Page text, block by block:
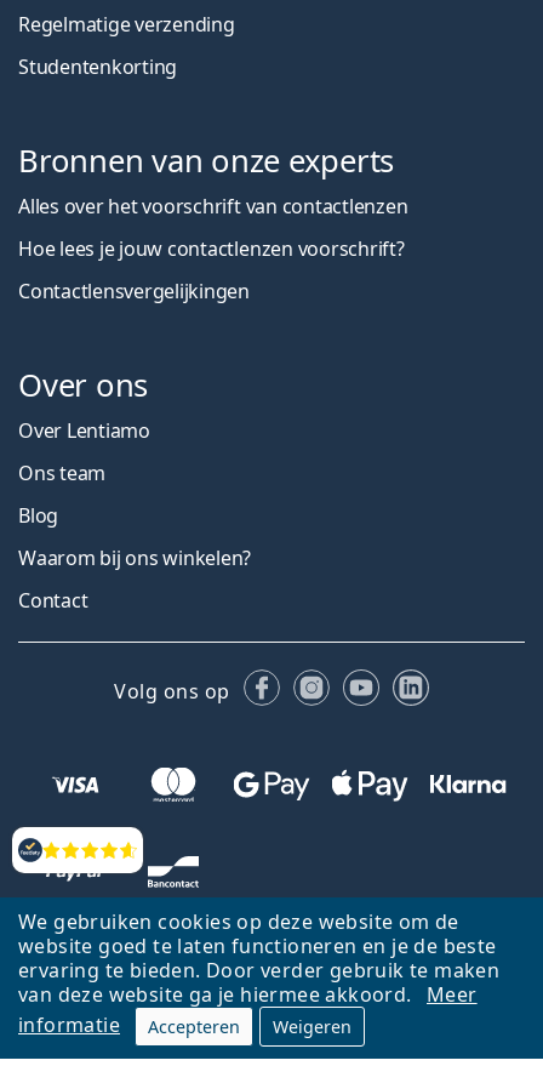
We gebruiken cookies op deze website om de
website goed te laten functioneren en je de beste
ervaring te bieden. Door verder gebruik te maken
van deze website ga je hiermee akkoord.
Meer
informatie
Accepteren Weigeren
Beoordelingen
Regelmatige verzending
Studentenkorting
Bronnen van onze experts
Alles over het voorschrift van contactlenzen
Hoe lees je jouw contactlenzen voorschrift?
Contactlensvergelijkingen
Over ons
Over Lentiamo
Ons team
Blog
Waarom bij ons winkelen?
Contact
Volg ons op FacebookInstagram
YouTubeLinkedIn
Terug naar de homepagina Ga omhoog